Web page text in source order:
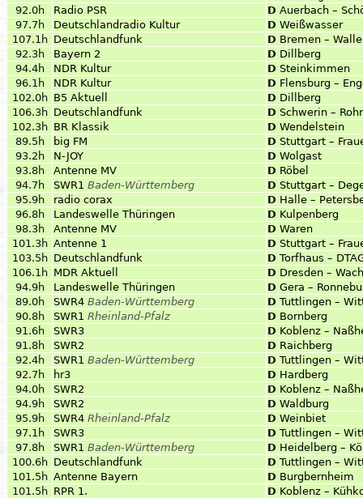
92.0h
Radio PSR D Auerbach –
97.7h
Deutschlandradio Kultur D Weißwasser
107.1h Deutschlandfunk D Bremen – Walle
92.3h
Bayern 2 D Dillberg
94.4h
NDR Kultur D Steinkimmen
96.1h
NDR Kultur D Flensburg –
102.0h B5 Aktuell D Dillberg
106.3h Deutschlandfunk D Schwerin –
102.3h BR Klassik D Wendelstein
89.5h
big FM D Stuttgart –
93.2h
N-JOY D Wolgast
93.8h
Antenne MV D Röbel
94.7h
SWR1 Baden-Württemberg D Stuttgart –
95.9h
radio corax D Halle –
96.8h
Landeswelle Thüringen D Kulpenberg
98.3h
Antenne MV D Waren
101.3h Antenne 1 D Stuttgart –
103.5h Deutschlandfunk D Torfhaus –
106.1h MDR Aktuell D Dresden –
94.9h
Landeswelle Thüringen D Gera –
89.0h
SWR4 Baden-Württemberg D Tuttlingen –
90.8h
SWR1 Rheinland-Pfalz D Bornberg
91.6h
SWR3 D Koblenz –
91.8h
SWR2 D Raichberg
92.4h
SWR1 Baden-Württemberg D Tuttlingen –
92.7h
hr3 D Hardberg
94.0h
SWR2 D Koblenz –
94.9h
SWR2 D Waldburg
95.9h
SWR4 Rheinland-Pfalz D Weinbiet
97.1h
SWR3 D Tuttlingen –
97.8h
SWR1 Baden-Württemberg D Heidelberg –
100.6h Deutschlandfunk D Tuttlingen –
101.5h Antenne Bayern D Burgbernheim
101.5h RPR 1. D Koblenz –